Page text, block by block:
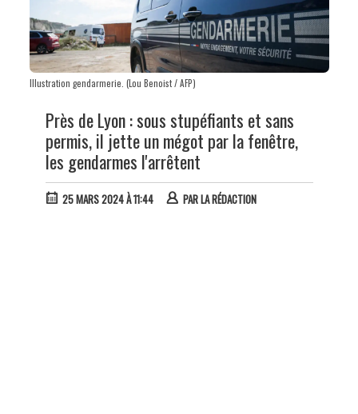
Illustration gendarmerie. (Lou Benoist / AFP)
Près de Lyon : sous stupéfiants et sans
permis, il jette un mégot par la fenêtre,
les gendarmes l'arrêtent
25 MARS 2024 À 11:44 PARLA RÉDACTION